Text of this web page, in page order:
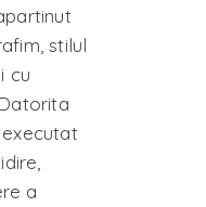
stilul
cu
a